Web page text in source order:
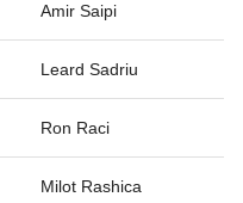
Amir Saipi
Leard Sadriu
Ron Raci
Milot Rashica